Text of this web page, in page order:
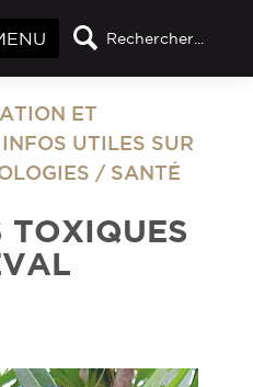
Rechercher...
ET
UTILES SUR
/ SANTÉ
TOXIQUES